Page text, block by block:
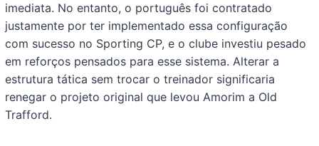
imediata. No entanto, o português foi contratado
justamente por ter implementado essa configuração
com sucesso no Sporting CP, e o clube investiu pesado
em reforços pensados para esse sistema. Alterar a
estrutura tática sem trocar o treinador significaria
renegar o projeto original que levou Amorim a Old
Trafford.